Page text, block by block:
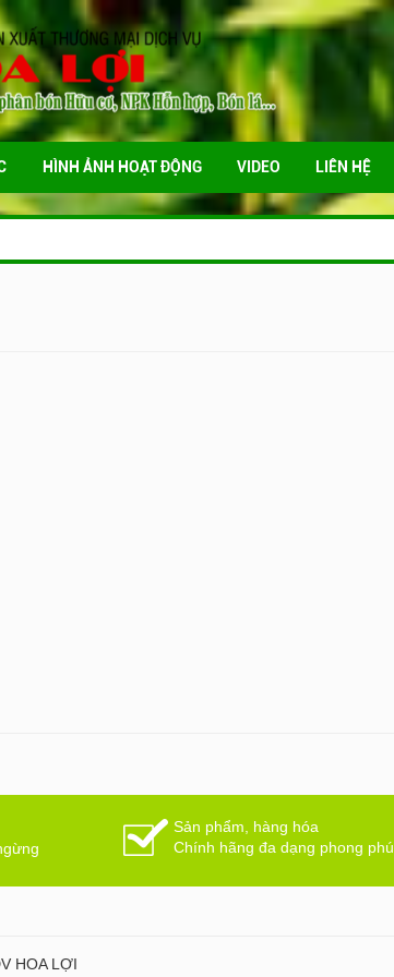
HÌNH ẢNH HOẠT ĐỘNG VIDEO LIÊN HỆ
Sản phẩm, hàng hóa
Chính hãng đa dạng phong phú
HOA LỢI